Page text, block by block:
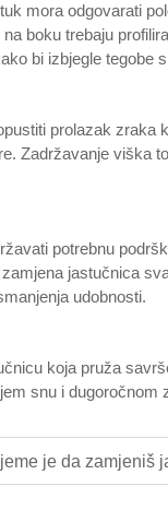
mora odgovarati
boku trebaju
bi izbjegle tegobe
prolazak zraka
Zadržavanje viška
potrebnu
jastučnica
udobnosti.
koja pruža
snu i
je da zamjeniš